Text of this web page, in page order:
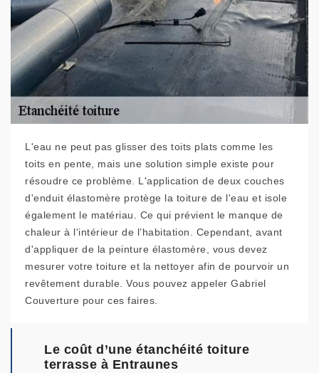
L'eau ne peut pas glisser des toits plats comme les
toits en pente, mais une solution simple existe pour
résoudre ce problème. L'application de deux couches
d'enduit élastomère protège la toiture de l'eau et isole
également le matériau. Ce qui prévient le manque de
chaleur à l'intérieur de l’habitation. Cependant, avant
d'appliquer de la peinture élastomère, vous devez
mesurer votre toiture et la nettoyer afin de pourvoir un
revêtement durable. Vous pouvez appeler Gabriel
Couverture pour ces faires.
Le coût d’une étanchéité toiture
terrasse à Entraunes